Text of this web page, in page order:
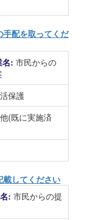
手配を取ってくだ
名: 市民からの
保護
(既に実施済
載してください
: 市民からの提